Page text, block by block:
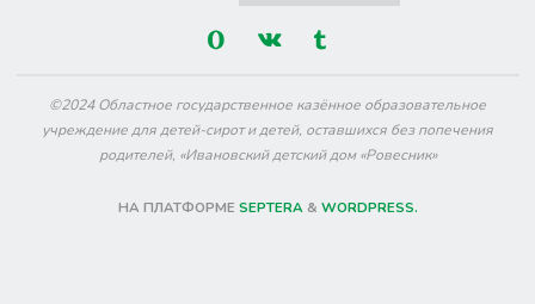
©2024 Областное государственное казённое образовательное
учреждение для детей-сирот и детей, оставшихся без попечения
родителей, «Ивановский детский дом «Ровесник»
НА ПЛАТФОРМЕ SEPTERA& WORDPRESS.